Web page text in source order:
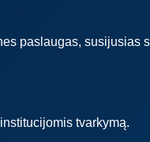
paslaugas, susijusias
tvarkymą.